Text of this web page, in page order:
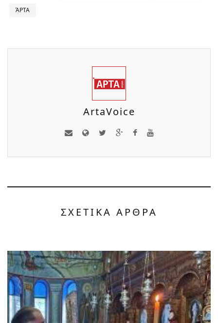
ΆΡΤΑ
ArtaVoice
ΣΧΕΤΙΚΑ ΑΡΘΡΑ